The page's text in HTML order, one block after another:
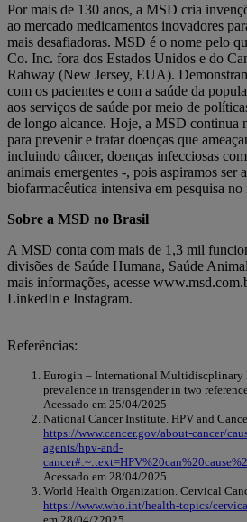
Por mais de 130 anos, a MSD cria
ao mercado medicamentos inovadores
mais desafiadoras. MSD é o nome pelo
Co. Inc. fora dos Estados Unidos e do
Rahway (New Jersey, EUA).
com os pacientes e com a saúde da
aos serviços de saúde por meio de
de longo alcance. Hoje, a MSD continua
para prevenir e tratar doenças que
incluindo câncer, doenças infecciosas
animais emergentes -, pois aspiramos ser
biofarmacêutica intensiva em pesquisa no
Sobre a MSD no Brasil
A MSD conta com mais de 1,3 mil
divisões de Saúde Humana, Saúde
mais informações, acesse
LinkedIn e Instagram.
Referências:
Eurogin – International Multidiscplinary
prevalence in transgender in two
Acessado em 25/04/2025
National Cancer Institute. HPV and
https://www.cancer.gov/about-cancer/
agents/hpv-and-
Acessado em 28/04/2025
World Health Organization. Cervical
https://www.who.int/health-topics/